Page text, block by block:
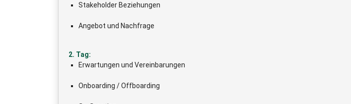
Stakeholder Beziehungen
Angebot und Nachfrage
2. Tag:
Erwartungen und Vereinbarungen
Onboarding / Offboarding